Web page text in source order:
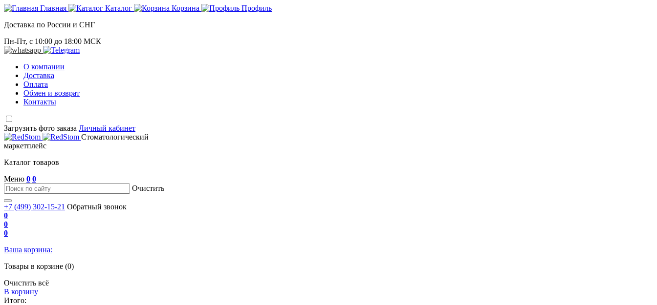
Главная Каталог Корзина
Профиль
Доставка по России и СНГ
Пн-Пт, с 10:00 до 18:00 МСК
О компании
Доставка
Оплата
Обмен и возврат
Контакты
Загрузить фото заказа Личный кабинет
Стоматологический
маркетплейс
Каталог товаров
Меню 0 0
Очистить
+7 (499) 302-15-21 Обратный звонок
0
0
0
Ваша корзина:
Товары в корзине (0)
Очистить всё
В корзину
Итого: